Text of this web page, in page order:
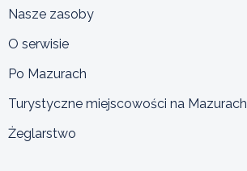
Nasze zasoby
O serwisie
Po Mazurach
Turystyczne miejscowości na Mazurach
Żeglarstwo